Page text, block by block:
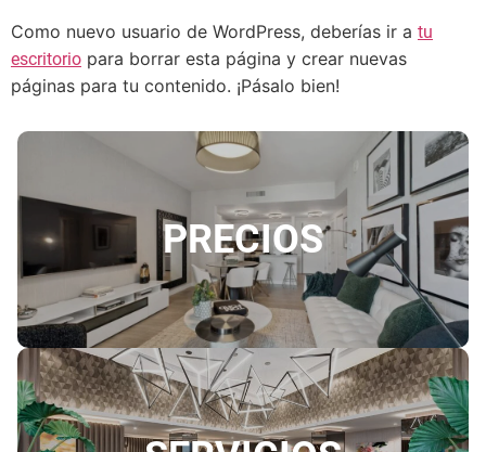
Como nuevo usuario de WordPress, deberías ir a tu
escritorio para borrar esta página y crear nuevas
páginas para tu contenido. ¡Pásalo bien!
PRECIOS